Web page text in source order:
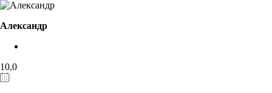
Александр
10,0